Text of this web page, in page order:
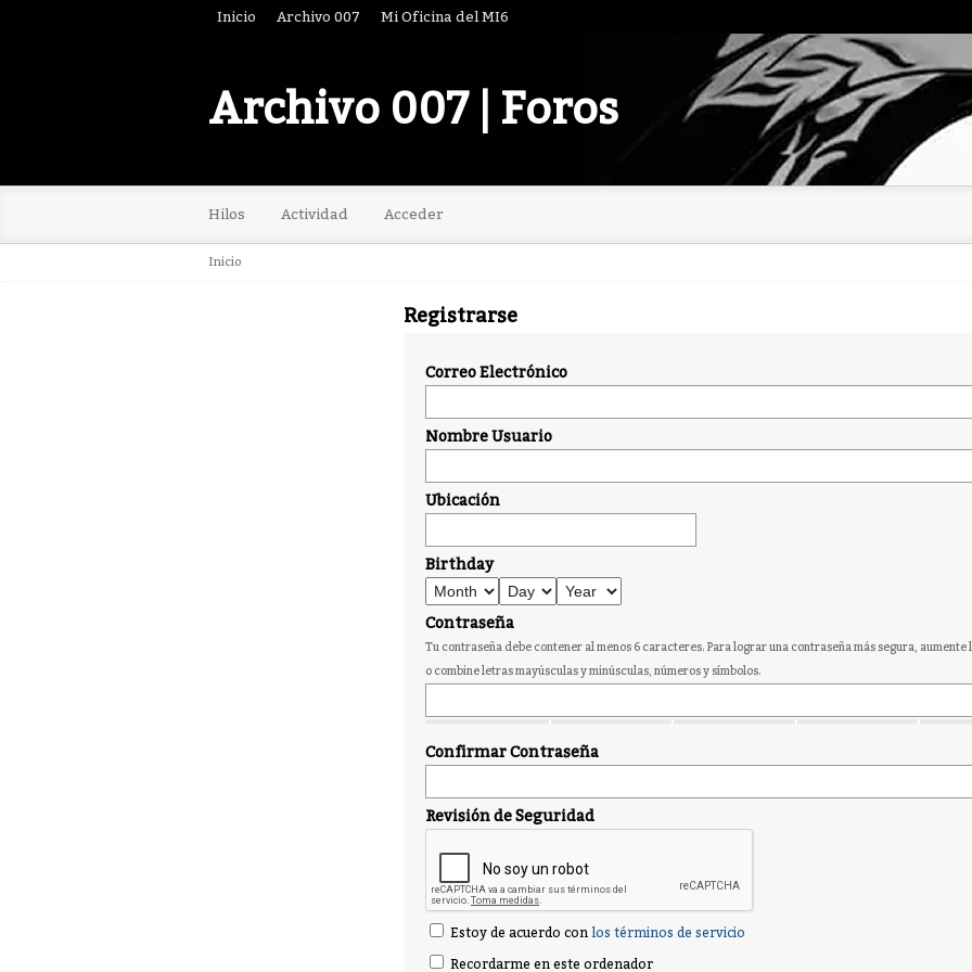
Inicio Archivo 007 Mi Oficina del MI6
Archivo 007 | Foros
Hilos Actividad Acceder
Inicio
Registrarse
Correo Electrónico
Nombre Usuario
Ubicación
Birthday
Contraseña
Tu contraseña debe contener al menos 6 caracteres. Para lograr una contraseña más segura, aumente
o combine letras mayúsculas y minúsculas, números y símbolos.
Confirmar Contraseña
Revisión de Seguridad
Estoy de acuerdo con los términos de servicio
Recordarme en este ordenador